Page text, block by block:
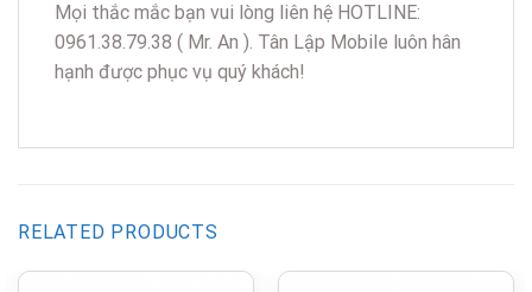
Mọi thắc mắc bạn vui lòng liên hệ HOTLINE:
0961.38.79.38 ( Mr. An ). Tân Lập Mobile luôn hân
hạnh được phục vụ quý khách!
RELATED PRODUCTS